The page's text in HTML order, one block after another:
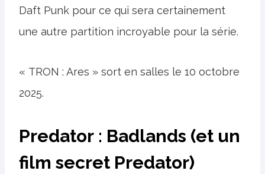
Daft Punk pour ce qui sera certainement
une autre partition incroyable pour la série.
« TRON : Ares » sort en salles le 10 octobre
2025.
Predator : Badlands (et un
film secret Predator)